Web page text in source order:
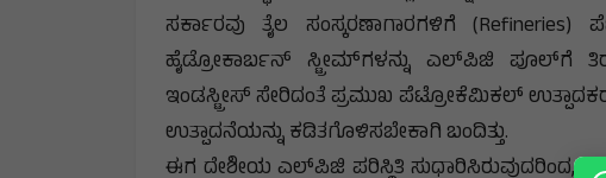
ಸರ್ಕಾರವು ತೈಲ ಸಂಸ್ಕರಣಾಗಾರಗಳಿಗೆ
ಹೈಡ್ರೋಕಾರ್ಬನ್ ಸ್ಟ್ರೀಮ್‌ಗಳನ್ನು ಎಲ್‌ಪಿಜಿ ಪೂಲ್‌ಗೆ
ಇಂಡಸ್ಟ್ರೀಸ್ ಸೇರಿದಂತೆ ಪ್ರಮುಖ ಪೆಟ್ರೋಕೆಮಿಕಲ್
ಉತ್ಪಾದನೆಯನ್ನು ಕಡಿತಗೊಳಿಸಬೇಕಾಗಿ ಬಂದಿತ್ತು.
ಈಗ ದೇಶೀಯ ಎಲ್‌ಪಿಜಿ ಪರಿಸ್ಥಿತಿ ಸುಧಾರಿಸಿರುವುದರಿಂದ, ಈ